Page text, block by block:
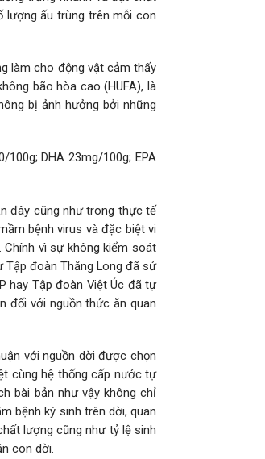
lượng ấu trùng trên mỗi con
làm cho động vật cảm thấy
bão hòa cao (HUFA), là
bị ảnh hưởng bởi những
DHA 23mg/100g; EPA
đây cũng như trong thực tế
bệnh virus và đặc biệt vi
vì sự không kiểm soát
đoàn Thăng Long đã sử
hay Tập đoàn Việt Úc đã tự
đối với nguồn thức ăn quan
với nguồn dời được chọn
cùng hệ thống cấp nước tự
bài bản như vậy không chỉ
bệnh ký sinh trên dời, quan
lượng cũng như tỷ lệ sinh
con dời.